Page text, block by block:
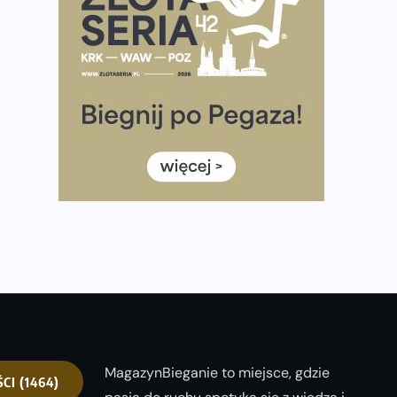
półmaratonem
Już w tę sobotę 35. Bieg Powstania Warszawskiego.
Wystartuje rekordowa liczba uczestników
poradnik przed startem
Ile razy w tygodniu biegać? 3 treningi wystarczą? Jak
często biegać, żeby robić postępy
Już w ten weekend! Przed nami Nocny Portowy
(1464)
MagazynBieganie to miejsce, gdzie